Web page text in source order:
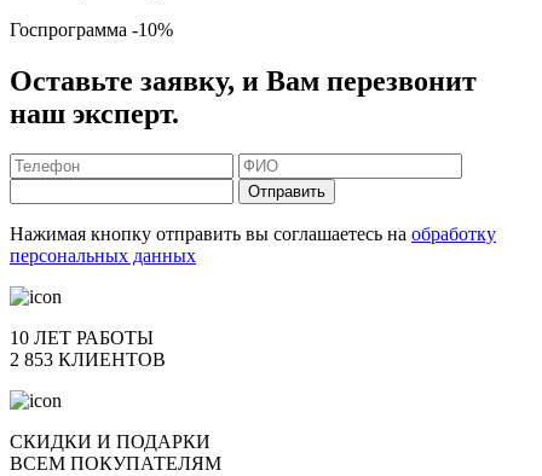
Госпрограмма -10%
Оставьте заявку, и Вам перезвонит
наш эксперт.
Отправить
Нажимая кнопку отправить вы соглашаетесь на обработку
персональных данных
10 ЛЕТ РАБОТЫ
2 853 КЛИЕНТОВ
СКИДКИ И ПОДАРКИ
ВСЕМ ПОКУПАТЕЛЯМ